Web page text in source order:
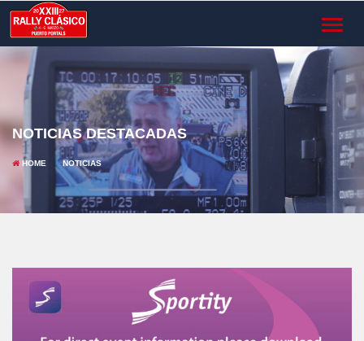
NOTICIAS DESTACADAS
HOME NOTICIAS